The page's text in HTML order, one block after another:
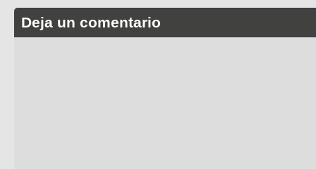
Deja un comentario